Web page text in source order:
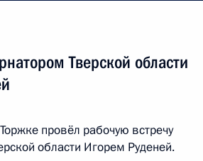
Тверской области
провёл рабочую встречу
области Игорем Руденей.